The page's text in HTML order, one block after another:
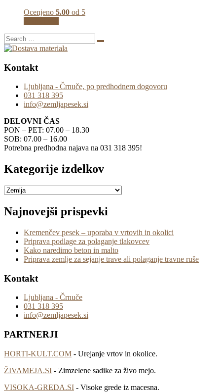
Ocenjeno 5.00 od 5
Kontakt
Ljubljana - Črnuče, po predhodnem dogovoru
031 318 395
info@zemljapesek.si
DELOVNI ČAS
PON – PET: 07.00 – 18.30
SOB: 07.00 – 16.00
Potrebna predhodna najava na 031 318 395!
Kategorije izdelkov
Najnovejši prispevki
Kremenčev pesek – uporaba v vrtovih in okolici
Priprava podlage za polaganje tlakovcev
Kako naredimo beton in malto
Priprava zemlje za sejanje trave ali polaganje travne ruše
Kontakt
Ljubljana - Črnuče
031 318 395
info@zemljapesek.si
PARTNERJI
HORTI-KULT.COM - Urejanje vrtov in okolice.
ŽIVAMEJA.SI - Zimzelene sadike za živo mejo.
VISOKA-GREDA.SI - Visoke grede iz macesna.